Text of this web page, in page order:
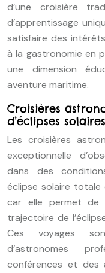
d’une croisière
d’apprentissage
satisfaire des
à la gastronomie en
une dimension
aventure maritime.
Croisières
d’éclipses
Les croisières
exceptionnelle
dans des
éclipse solaire totale
car elle permet de
trajectoire de
Ces voyages
d’astronomes
conférences et des